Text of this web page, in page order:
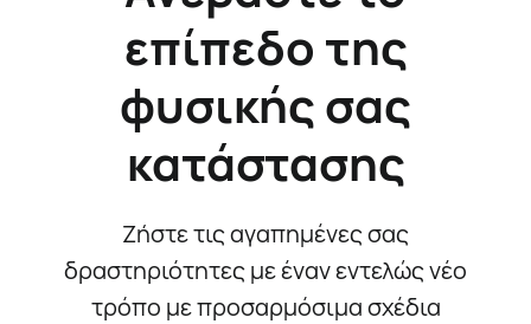
επίπεδο της
φυσικής σας
κατάστασης
Ζήστε τις αγαπημένες σας
δραστηριότητες με έναν εντελώς νέο
τρόπο με προσαρμόσιμα σχέδια